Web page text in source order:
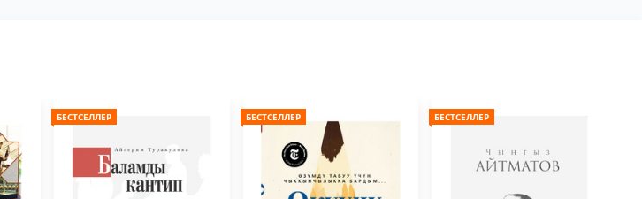
БЕСТСЕЛЛЕР БЕСТСЕЛЛЕР БЕСТСЕЛЛЕР